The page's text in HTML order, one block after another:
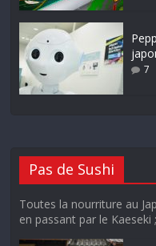
7
Pas de Sushi
Toutes la nourriture au
en passant par le Kaeseki